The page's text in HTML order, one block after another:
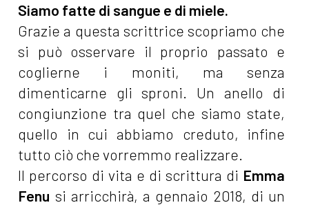
Siamo fatte di sangue e di miele.
Grazie a questa scrittrice scopriamo che
si può osservare il proprio passato e
coglierne i moniti, ma senza
dimenticarne gli sproni. Un anello di
congiunzione tra quel che siamo state,
quello in cui abbiamo creduto, infine
tutto ciò che vorremmo realizzare.
Il percorso di vita e di scrittura di Emma
Fenu si arricchirà, a gennaio 2018, di un